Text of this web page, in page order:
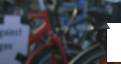
Zum
Inhalt
springen